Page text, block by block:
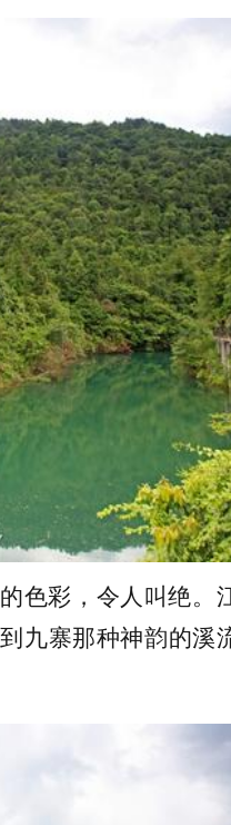
色彩，令人叫绝。
九寨那种神韵的溪